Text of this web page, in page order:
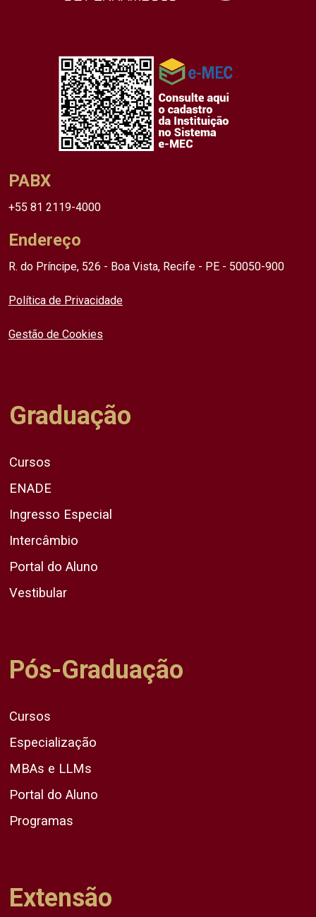
PABX
+55 81 2119-4000
Endereço
R. do Príncipe, 526 - Boa Vista, Recife - PE - 50050-900
Política de Privacidade
Gestão de Cookies
Graduação
Cursos
ENADE
Ingresso Especial
Intercâmbio
Portal do Aluno
Vestibular
Pós-Graduação
Cursos
Especialização
MBAs e LLMs
Portal do Aluno
Programas
Extensão